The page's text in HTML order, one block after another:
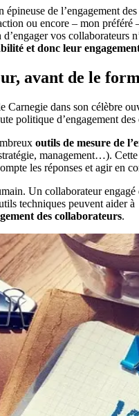
de l’engagement
ou encore – mon
vos collaborateurs
et donc leur
avant de le
Carnegie dans son célèbre
politique d’engagement des
outils de mesure de
management…).
les réponses et agir en
Un collaborateur
techniques peuvent aider
des collaborateurs.